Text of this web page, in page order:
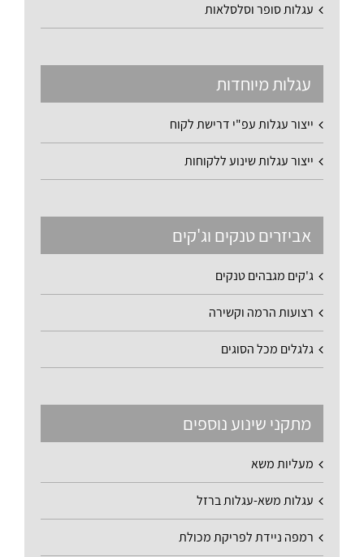
עגלות סופר וסלסלאות
עגלות מיוחדות
ייצור עגלות עפ"י דרישת לקוח
ייצור עגלות שינוע ללקוחות
אביזרים טנקים וג'קים
ג'קים מגבהים טנקים
רצועות הרמה וקשירה
גלגלים מכל הסוגים
מתקני שינוע נוספים
מעליות משא
עגלות משא-עגלות ברזל
רמפה ניידת לפריקת מכולת